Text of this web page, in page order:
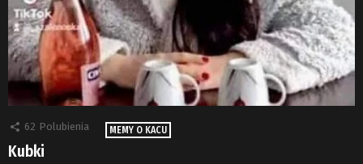
62 Polubienia MEMY O KACU
Kubki